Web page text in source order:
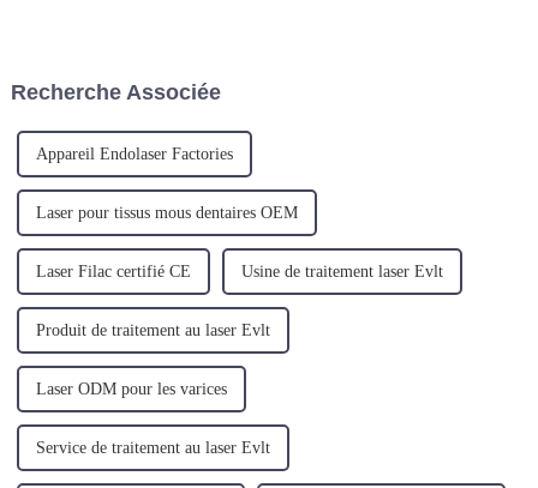
endoveineux, ciblant
Recherche Associée
Appareil Endolaser Factories
Laser pour tissus mous dentaires OEM
Laser Filac certifié CE Usine de traitement laser Evlt
Produit de traitement au laser Evlt
Laser ODM pour les varices
Service de traitement au laser Evlt